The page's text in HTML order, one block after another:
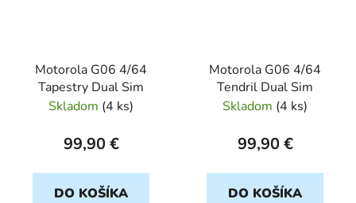
Motorola G06 4/64
Tapestry Dual Sim
Skladom (4 ks)
99,90 €
DO KOŠÍKA
Motorola G06 4/64
Tendril Dual Sim
Skladom (4 ks)
99,90 €
DO KOŠÍKA